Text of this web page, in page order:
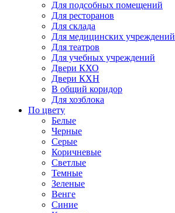
Для подсобных помещений
Для ресторанов
Для склада
Для медицинских учреждений
Для театров
Для учебных учреждений
Двери КХО
Двери КХН
В общий коридор
Для хозблока
По цвету
Белые
Черные
Серые
Коричневые
Светлые
Темные
Зеленые
Венге
Синие